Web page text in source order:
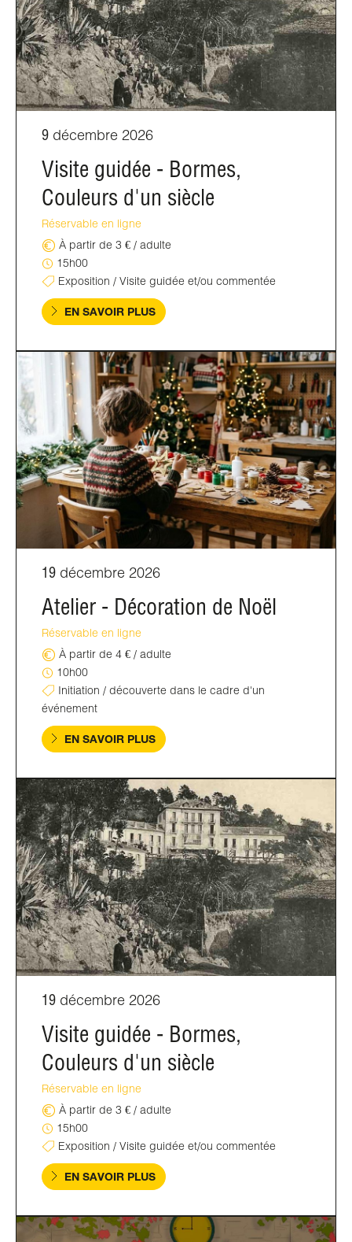
9 décembre 2026
Visite guidée - Bormes,
Couleurs d'un siècle
Réservable en ligne
À partir de 3 € / adulte
15h00
Exposition / Visite guidée et/ou commentée
EN SAVOIR PLUS
19 décembre 2026
Atelier - Décoration de Noël
Réservable en ligne
À partir de 4 € / adulte
10h00
Initiation / découverte dans le cadre d'un
événement
EN SAVOIR PLUS
19 décembre 2026
Visite guidée - Bormes,
Couleurs d'un siècle
Réservable en ligne
À partir de 3 € / adulte
15h00
Exposition / Visite guidée et/ou commentée
EN SAVOIR PLUS